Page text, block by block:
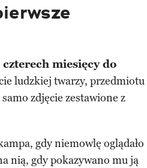
miesięcy do
ludzkiej twarzy, przedmiotu
zdjęcie zestawione z
gdy niemowlę oglądało
nią, gdy pokazywano mu ją